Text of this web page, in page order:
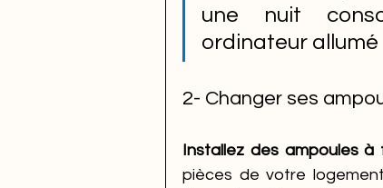
une nuit
ordinateur
2- Changer ses
Installez des ampoules à
pièces de votre